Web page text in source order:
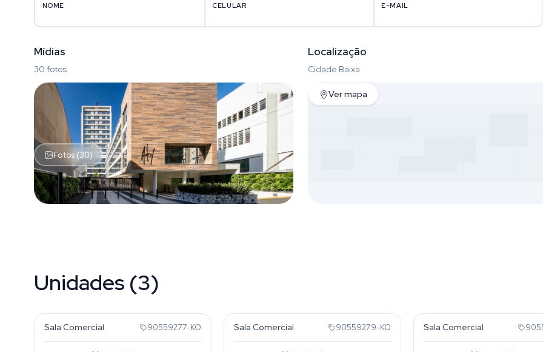
NOME CELULAR E-MAIL
Mídias
30 fotos
Fotos (30)
Localização
Cidade Baixa
Ver mapa
Unidades (3)
Sala Comercial 90559277-KO Sala Comercial 90559279-KO Sala Comercial